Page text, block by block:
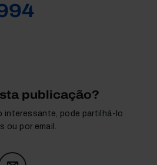
publicação?
interessante, pode partilhá-lo
ou por email.